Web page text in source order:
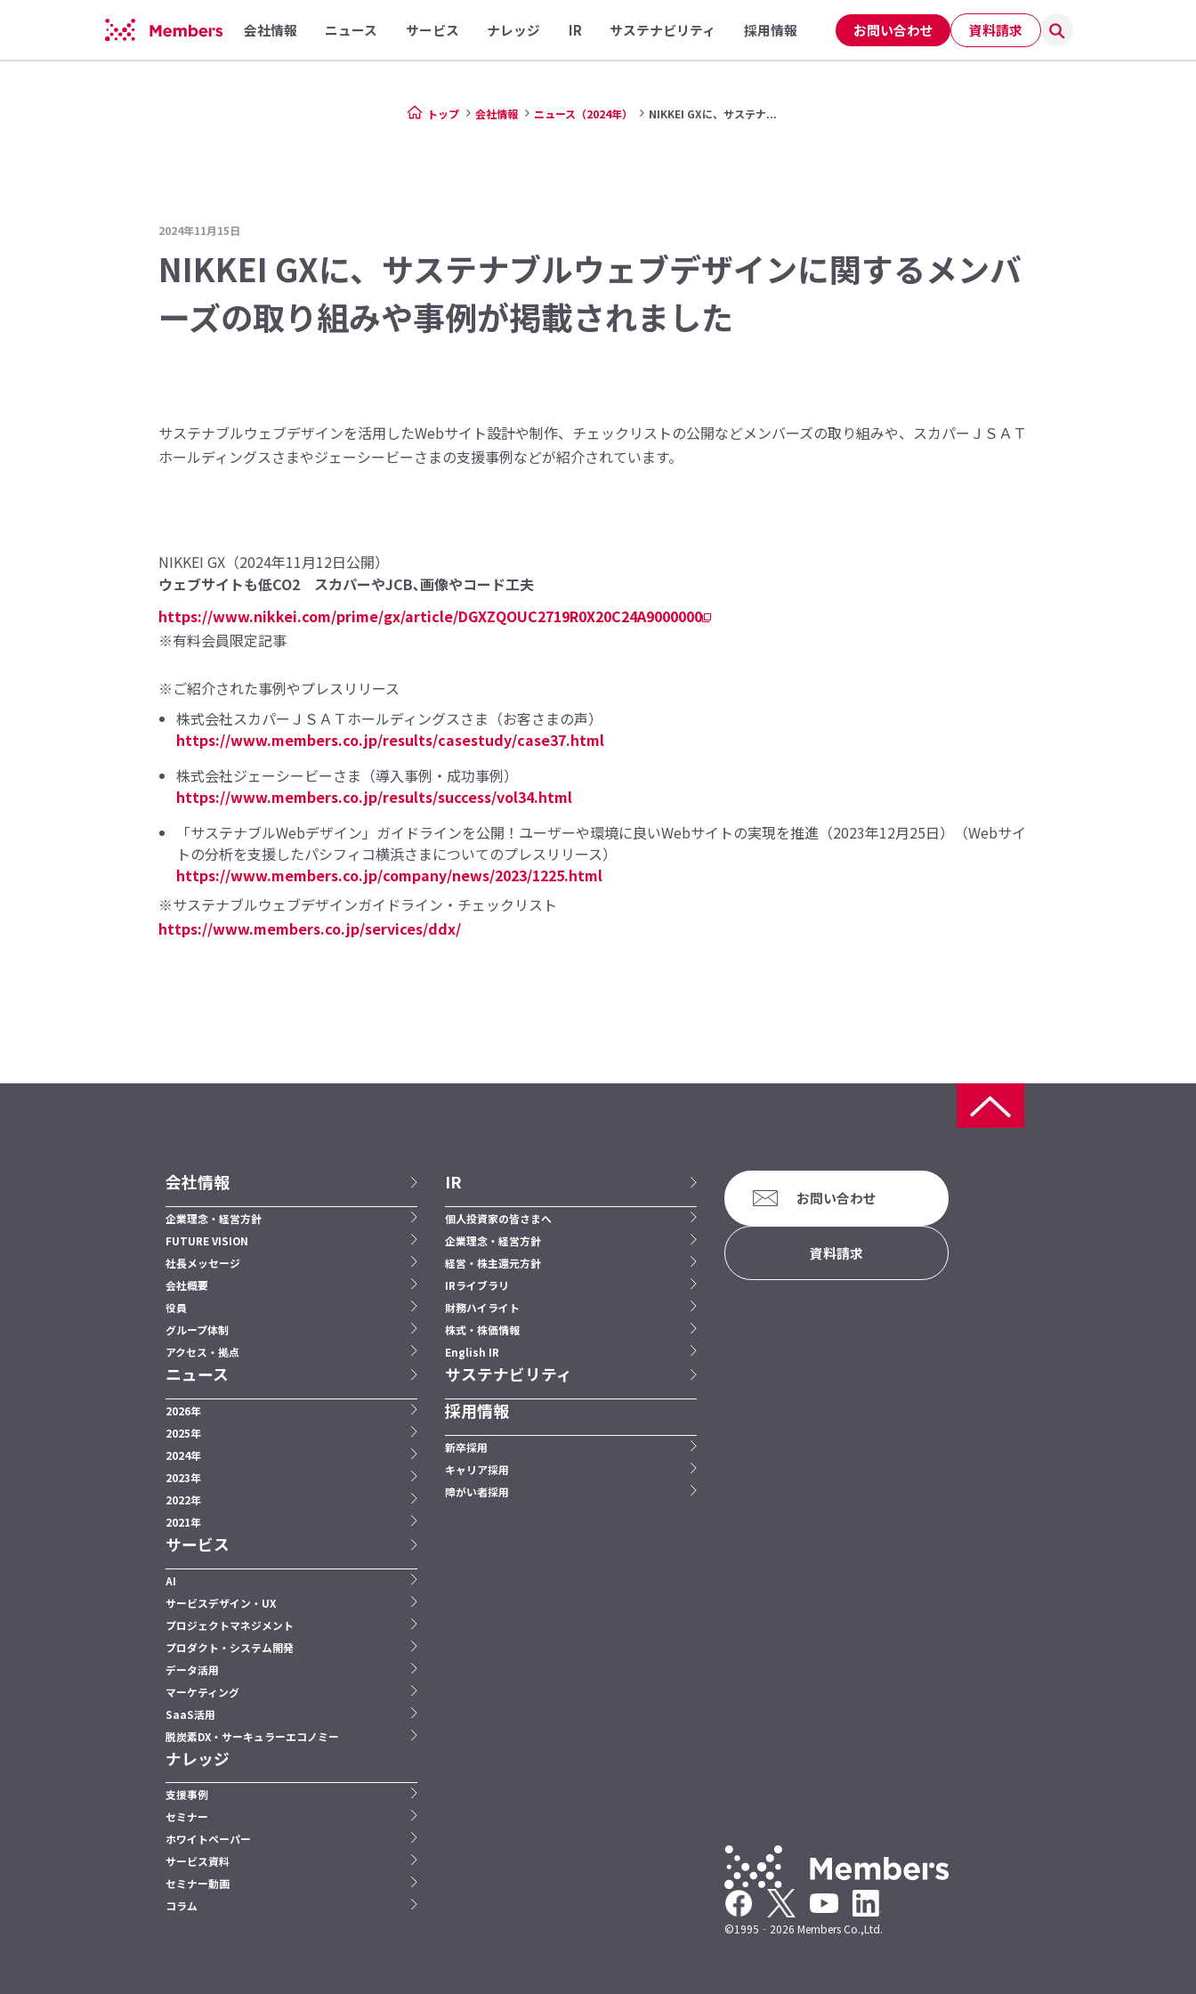
会社情報 ニュース サービス ナレッジ IR サステナビリティ 採用情報 お問い合わせ 資料請求
トップ 会社情報 ニュース（2024年） NIKKEI GXに、サステナ...
2024年11月15日
NIKKEI GXに、サステナブルウェブデザインに関するメンバ
ーズの取り組みや事例が掲載されました
サステナブルウェブデザインを活用したWebサイト設計や制作、チェックリストの公開などメンバーズの取り組みや、スカパーＪＳＡＴ
ホールディングスさまやジェーシービーさまの支援事例などが紹介されています。
NIKKEI GX（2024年11月12日公開）
ウェブサイトも低CO2 スカパーやJCB､画像やコード工夫
https://www.nikkei.com/prime/gx/article/DGXZQOUC2719R0X20C24A9000000
※有料会員限定記事
※ご紹介された事例やプレスリリース
株式会社スカパーＪＳＡＴホールディングスさま（お客さまの声）
https://www.members.co.jp/results/casestudy/case37.html
株式会社ジェーシービーさま（導入事例・成功事例）
https://www.members.co.jp/results/success/vol34.html
「サステナブルWebデザイン」ガイドラインを公開！ユーザーや環境に良いWebサイトの実現を推進（2023年12月25日）（Webサイ
トの分析を支援したパシフィコ横浜さまについてのプレスリリース）
https://www.members.co.jp/company/news/2023/1225.html
※サステナブルウェブデザインガイドライン・チェックリスト
https://www.members.co.jp/services/ddx/
会社情報
企業理念・経営方針
FUTURE VISION
社長メッセージ
会社概要
役員
グループ体制
アクセス・拠点
ニュース
2026年
2025年
2024年
2023年
2022年
2021年
サービス
AI
サービスデザイン・UX
プロジェクトマネジメント
プロダクト・システム開発
データ活用
マーケティング
SaaS活用
脱炭素DX・サーキュラーエコノミー
ナレッジ
支援事例
セミナー
ホワイトペーパー
サービス資料
セミナー動画
コラム
IR
個人投資家の皆さまへ
企業理念・経営方針
経営・株主還元方針
IRライブラリ
財務ハイライト
株式・株価情報
English IR
サステナビリティ
採用情報
新卒採用
キャリア採用
障がい者採用
お問い合わせ
資料請求
©1995‐2026 Members Co.,Ltd.